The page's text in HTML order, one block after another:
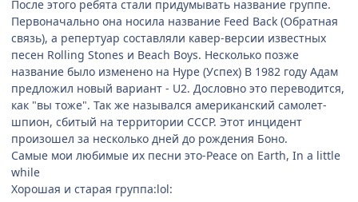
После этого ребята стали придумывать название группе.
Первоначально она носила название Feed Back (Обратная
связь), а репертуар составляли кавер-версии известных
песен Rolling Stones и Beach Boys. Несколько позже
название было изменено на Hype (Успех) В 1982 году Адам
предложил новый вариант - U2. Дословно это переводится,
как "вы тоже". Так же назывался американский самолет-
шпион, сбитый на территории СССР. Этот инцидент
произошел за несколько дней до рождения Боно.
Самые мои любимые их песни это-Peace on Earth, In a little
while
Хорошая и старая группа:lol: